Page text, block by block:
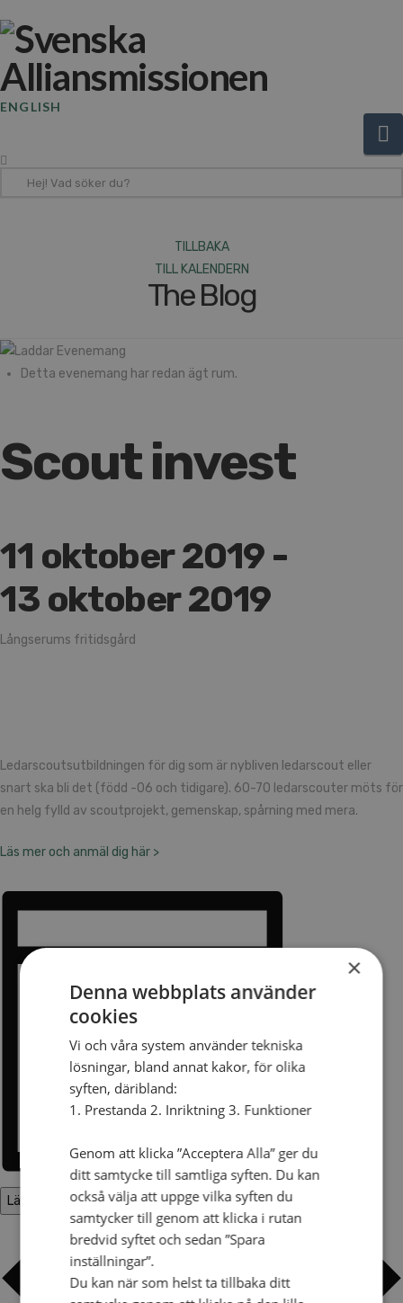
ENGLISH
TILLBAKA
TILL KALENDERN
The Blog
Detta evenemang har redan ägt rum.
Scout invest
11 oktober 2019 -
13 oktober 2019
Långserums fritidsgård
Ledarscoutsutbildningen för dig som är nybliven ledarscout eller
snart ska bli det (född -06 och tidigare). 60-70 ledarscouter möts för
en helg fylld av scoutprojekt, gemenskap, spårning med mera.
Läs mer och anmäl dig här >
Lägg till i kalender
×
Denna webbplats använder
cookies
Vi och våra system använder tekniska
lösningar, bland annat kakor, för olika
syften, däribland:
1. Prestanda 2. Inriktning 3. Funktioner
Genom att klicka ”Acceptera Alla” ger du
ditt samtycke till samtliga syften. Du kan
också välja att uppge vilka syften du
samtycker till genom att klicka i rutan
bredvid syftet och sedan ”Spara
inställningar”.
Du kan när som helst ta tillbaka ditt